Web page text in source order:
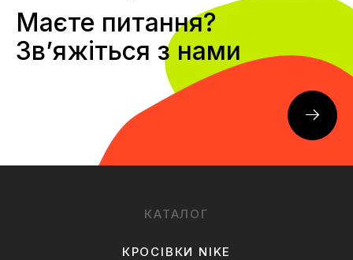
Маєте питання?
Звʼяжіться з нами
КАТАЛОГ
КРОСІВКИ NIKE